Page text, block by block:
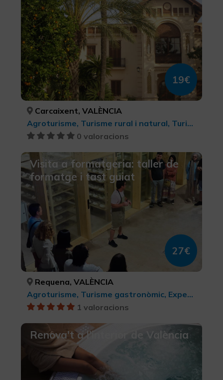
19€
Carcaixent, VALÈNCIA
Agroturisme, Turisme rural i natural, Turisme rural i natural, Turisme gastronòmic
0 valoracions
Visita a formatgeria: taller de
formatge i tast guiat
27€
Requena, VALÈNCIA
Agroturisme, Turisme gastronòmic, Experiències Gastronòmiques l'Exquisit Mediterrani, Turisme rural, Turisme rural i natural
1 valoracions
Renova't a l'interior de València